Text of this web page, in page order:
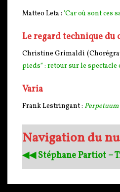
Matteo Leta : ‘Car où sont ces
Le regard technique du
Christine Grimaldi
pieds” : retour sur le
Varia
Frank Lestringant :
Navigation du
◀︎◀︎ Stéphane Partiot –